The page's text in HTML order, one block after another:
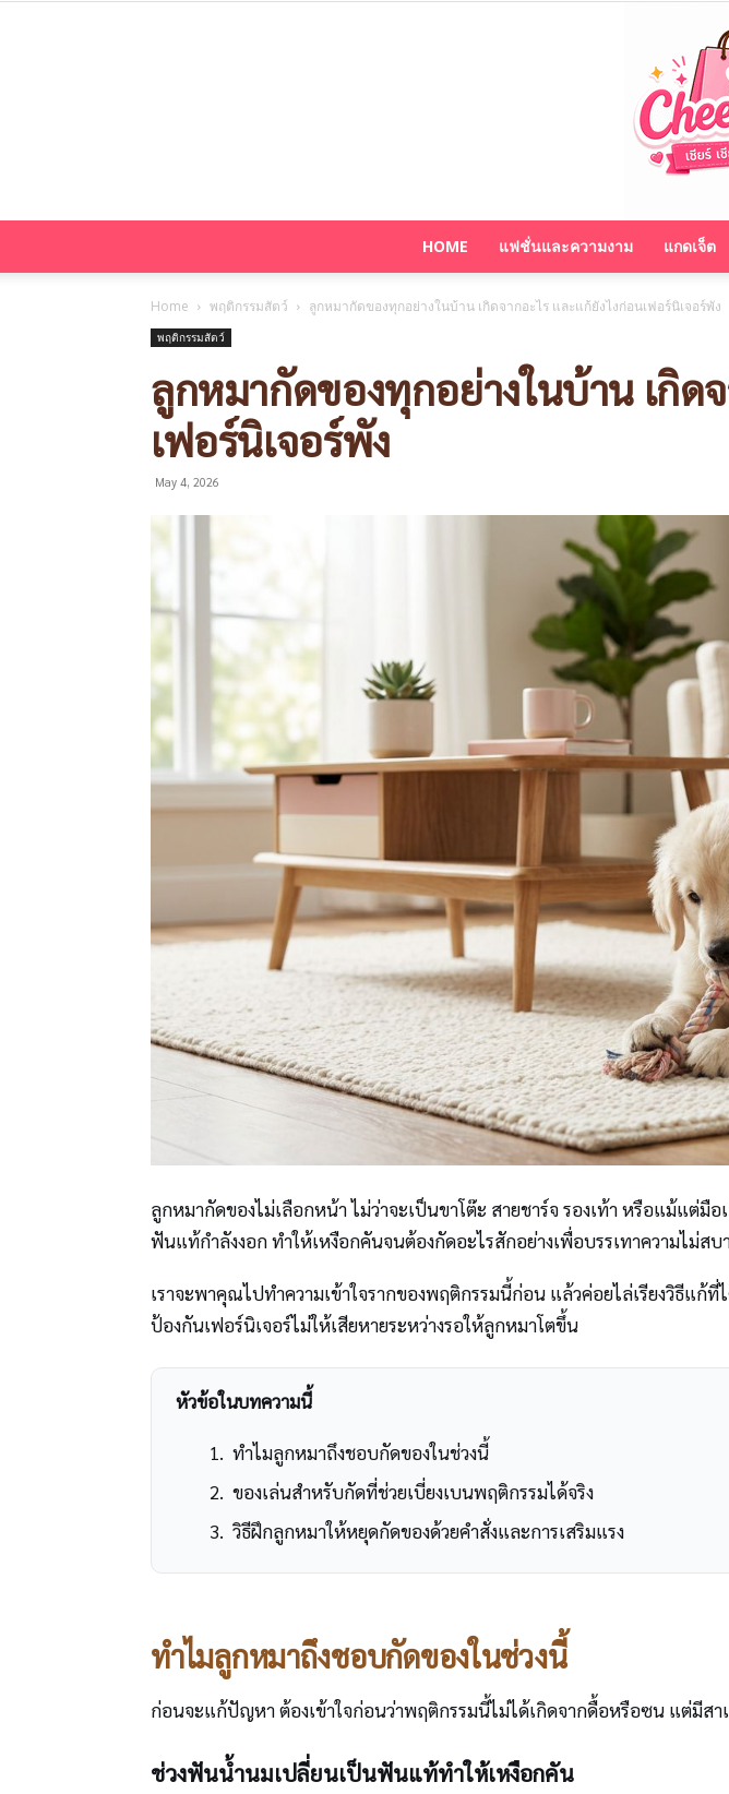
HOME แฟชั่นและความงาม แกดเจ็ต
Home พฤติกรรมสัตว์ ลูกหมากัดของทุกอย่างในบ้าน เกิดจากอะไร และแก้ยังไงก่อนเฟอร์นิเจอร์พัง
พฤติกรรมสัตว์
ลูกหมากัดของทุกอย่างในบ้าน เกิด
เฟอร์นิเจอร์พัง
May 4, 2026
ลูกหมากัดของไม่เลือกหน้า ไม่ว่าจะเป็นขาโต๊ะ สายชาร์จ รองเท้า หรือแม้แ
ฟันแท้กำลังงอก ทำให้เหงือกคันจนต้องกัดอะไรสักอย่างเพื่อบรรเทาความไม่
เราจะพาคุณไปทำความเข้าใจรากของพฤติกรรมนี้ก่อน แล้วค่อยไล่เรียงวิธีแก้
ป้องกันเฟอร์นิเจอร์ไม่ให้เสียหายระหว่างรอให้ลูกหมาโตขึ้น
หัวข้อในบทความนี้
ทำไมลูกหมาถึงชอบกัดของในช่วงนี้
ของเล่นสำหรับกัดที่ช่วยเบี่ยงเบนพฤติกรรมได้จริง
วิธีฝึกลูกหมาให้หยุดกัดของด้วยคำสั่งและการเสริมแรง
ทำไมลูกหมาถึงชอบกัดของในช่วงนี้
ก่อนจะแก้ปัญหา ต้องเข้าใจก่อนว่าพฤติกรรมนี้ไม่ได้เกิดจากดื้อหรือซน แต่มีสา
ช่วงฟันน้ำนมเปลี่ยนเป็นฟันแท้ทำให้เหงือกคัน